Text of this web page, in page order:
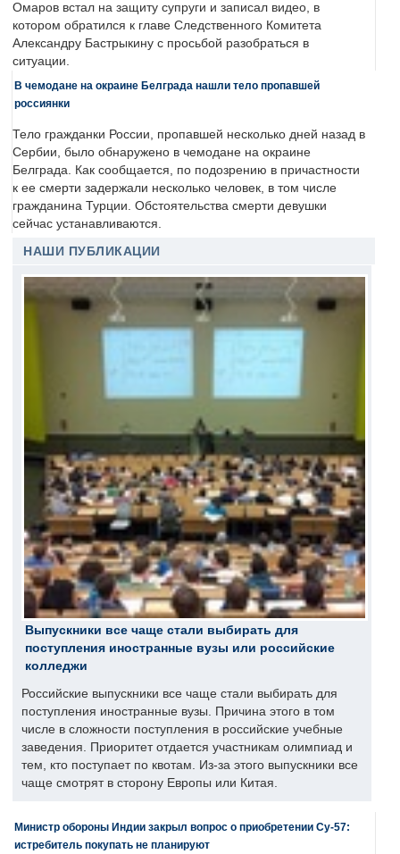
Омаров встал на защиту супруги и записал видео, в
котором обратился к главе Следственного Комитета
Александру Бастрыкину с просьбой разобраться в
ситуации.
В чемодане на окраине Белграда нашли тело пропавшей
россиянки
Тело гражданки России, пропавшей несколько дней назад в
Сербии, было обнаружено в чемодане на окраине
Белграда. Как сообщается, по подозрению в причастности
к ее смерти задержали несколько человек, в том числе
гражданина Турции. Обстоятельства смерти девушки
сейчас устанавливаются.
НАШИ ПУБЛИКАЦИИ
Выпускники все чаще стали выбирать для
поступления иностранные вузы или российские
колледжи
Российские выпускники все чаще стали выбирать для
поступления иностранные вузы. Причина этого в том
числе в сложности поступления в российские учебные
заведения. Приоритет отдается участникам олимпиад и
тем, кто поступает по квотам. Из-за этого выпускники все
чаще смотрят в сторону Европы или Китая.
Министр обороны Индии закрыл вопрос о приобретении Су-57:
истребитель покупать не планируют